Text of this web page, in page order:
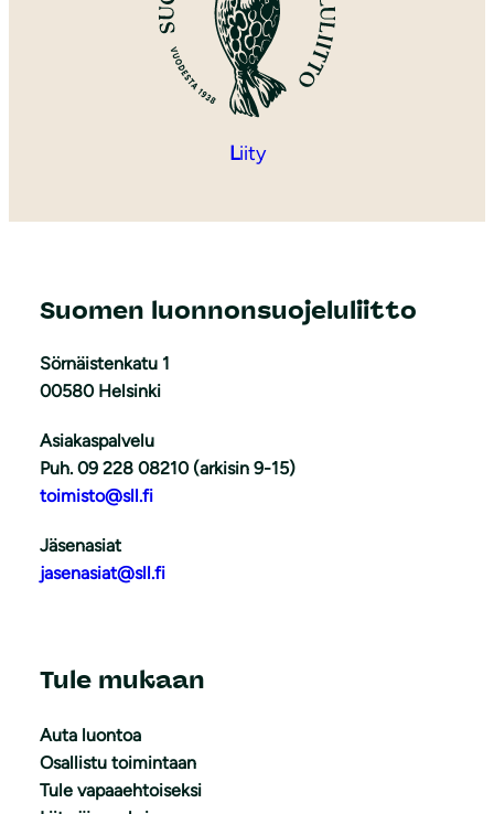
Liity
Suomen luonnonsuojeluliitto
Sörnäistenkatu 1
00580 Helsinki
Asiakaspalvelu
Puh. 09 228 08210 (arkisin 9-15)
toimisto@sll.fi
Jäsenasiat
jasenasiat@sll.fi
Tule mukaan
Auta luontoa
Osallistu toimintaan
Tule vapaaehtoiseksi